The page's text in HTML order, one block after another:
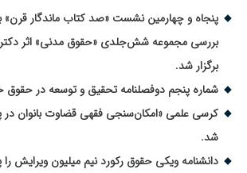
پنجاه و چهارمین نشست «صد کتاب ماندگار قرن»
بررسی مجموعه شش‌جلدی «حقوق مدنی» اثر
برگزار شد.
شماره پنجم دوفصلنامه تحقیق و توسعه در
کرسی علمی «امکان‌سنجی فقهی قضاوت بانوان در
شد.
دانشنامه ویکی حقوق رکورد نیم میلیون